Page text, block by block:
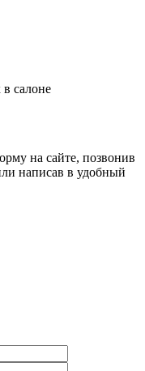
салоне
на сайте, позвонив
написав в удобный